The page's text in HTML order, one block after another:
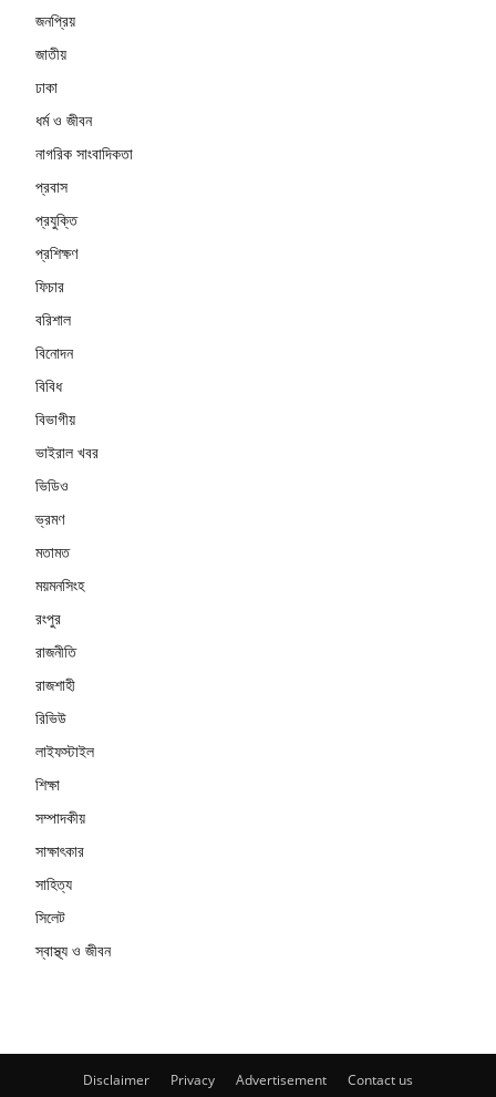
জনপ্রিয়
জাতীয়
ঢাকা
ধর্ম ও জীবন
নাগরিক সাংবাদিকতা
প্রবাস
প্রযুক্তি
প্রশিক্ষণ
ফিচার
বরিশাল
বিনোদন
বিবিধ
বিভাগীয়
ভাইরাল খবর
ভিডিও
ভ্রমণ
মতামত
ময়মনসিংহ
রংপুর
রাজনীতি
রাজশাহী
রিভিউ
লাইফস্টাইল
শিক্ষা
সম্পাদকীয়
সাক্ষাৎকার
সাহিত্য
সিলেট
স্বাস্থ্য ও জীবন
Disclaimer Privacy Advertisement Contact us